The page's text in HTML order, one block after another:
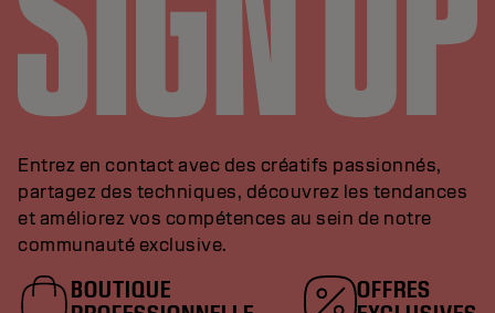
Entrez en contact avec des créatifs passionnés,
partagez des techniques, découvrez les tendances
et améliorez vos compétences au sein de notre
communauté exclusive.
BOUTIQUE
OFFRES